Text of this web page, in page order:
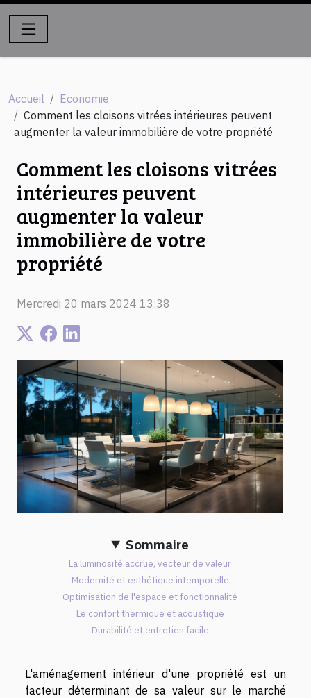
Accueil
Economie
Comment les cloisons vitrées intérieures peuvent
augmenter la valeur immobilière de votre propriété
Comment les cloisons vitrées
intérieures peuvent
augmenter la valeur
immobilière de votre
propriété
Mercredi 20 mars 2024 13:38
Sommaire
La luminosité accrue, vecteur de valeur
Modernité et esthétique intemporelle
Optimisation de l'espace et fonctionnalité
Le confort thermique et acoustique
Durabilité et entretien facile
L'aménagement intérieur d'une propriété est un
facteur déterminant de sa valeur sur le marché